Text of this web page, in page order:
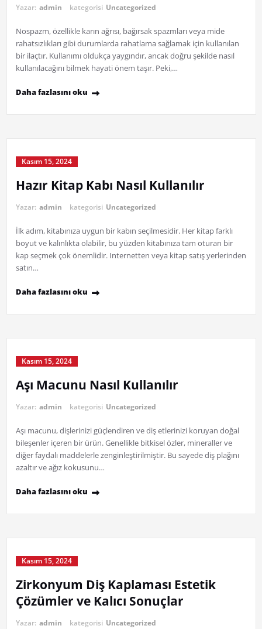
Yazar: admin kategorisi Uncategorized
Nospazm, özellikle karın ağrısı, bağırsak spazmları veya mide
rahatsızlıkları gibi durumlarda rahatlama sağlamak için kullanılan
bir ilaçtır. Kullanımı oldukça yaygındır, ancak doğru şekilde nasıl
kullanılacağını bilmek hayati önem taşır. Peki,…
Daha fazlasını oku
Kasım 15, 2024
Hazır Kitap Kabı Nasıl Kullanılır
Yazar: admin kategorisi Uncategorized
İlk adım, kitabınıza uygun bir kabın seçilmesidir. Her kitap farklı
boyut ve kalınlıkta olabilir, bu yüzden kitabınıza tam oturan bir
kap seçmek çok önemlidir. Internetten veya kitap satış yerlerinden
satın…
Daha fazlasını oku
Kasım 15, 2024
Aşı Macunu Nasıl Kullanılır
Yazar: admin kategorisi Uncategorized
Aşı macunu, dişlerinizi güçlendiren ve diş etlerinizi koruyan doğal
bileşenler içeren bir ürün. Genellikle bitkisel özler, mineraller ve
diğer faydalı maddelerle zenginleştirilmiştir. Bu sayede diş plağını
azaltır ve ağız kokusunu…
Daha fazlasını oku
Kasım 15, 2024
Zirkonyum Diş Kaplaması Estetik
Çözümler ve Kalıcı Sonuçlar
Yazar: admin kategorisi Uncategorized